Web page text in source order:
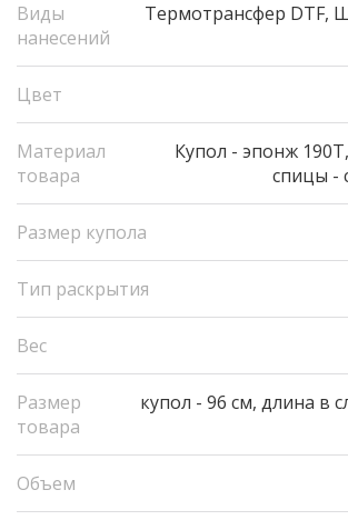
Виды
нанесений
Термотрансфер DTF,
Цвет
Материал
товара
Купол - эпонж
спицы -
Размер купола
Тип раскрытия
Вес
Размер
товара
купол - 96 см, длина в
Объем